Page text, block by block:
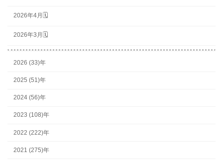
2026年4月🗓
2026年3月🗓
2026 (33)年
2025 (51)年
2024 (56)年
2023 (108)年
2022 (222)年
2021 (275)年